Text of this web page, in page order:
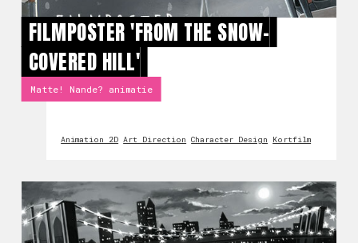
FILMPOSTER 'FROM THE SNOW-
COVERED HILL'
Matte! Nande? animatie
Animation 2D Art Direction Character Design Kortfilm